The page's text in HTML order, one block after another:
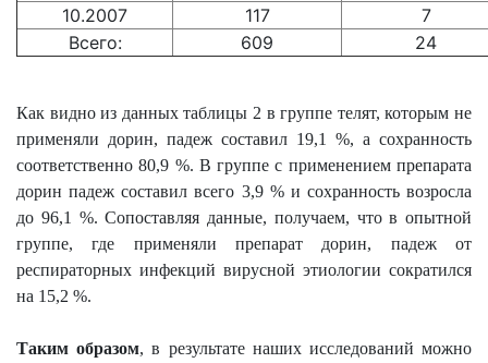
10.2007
117
7
Всего:
609 24
Как видно из данных таблицы 2 в группе телят, которым не
применяли дорин, падеж составил 19,1 %, а сохранность
соответственно 80,9 %. В группе с применением препарата
дорин падеж составил всего 3,9 % и сохранность возросла
до 96,1 %. Сопоставляя данные, получаем, что в опытной
группе, где применяли препарат дорин, падеж от
респираторных инфекций вирусной этиологии сократился
на 15,2 %.
Таким образом, в результате наших исследований можно